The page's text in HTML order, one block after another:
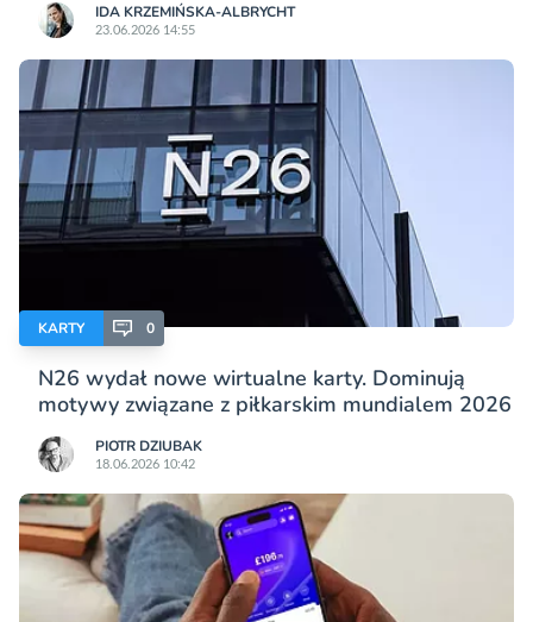
IDA KRZEMIŃSKA-ALBRYCHT
23.06.2026 14:55
KARTY 0
N26 wydał nowe wirtualne karty. Dominują
motywy związane z piłkarskim mundialem 2026
PIOTR DZIUBAK
18.06.2026 10:42